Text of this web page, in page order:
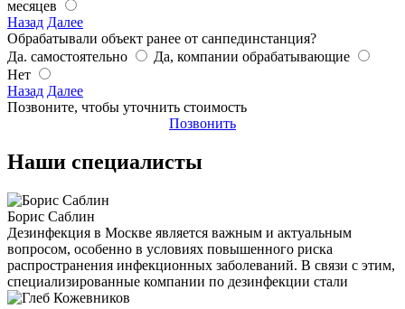
месяцев
Назад Далее
Обрабатывали объект ранее от санпединстанция?
Да. самостоятельно
Да, компании обрабатывающие
Нет
Назад Далее
Позвоните, чтобы уточнить стоимость
Позвонить
Наши специалисты
Борис Саблин
Дезинфекция в Москве является важным и актуальным
вопросом, особенно в условиях повышенного риска
распространения инфекционных заболеваний. В связи с этим,
специализированные компании по дезинфекции стали